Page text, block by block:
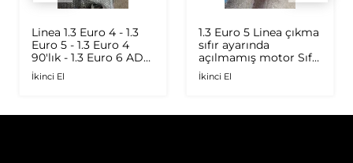
Linea 1.3 Euro 4 - 1.3
Euro 5 - 1.3 Euro 4
90'lık - 1.3 Euro 6 AD
Plus 1.6 Multijet - 1.9
JTD Orijinal Turbo
İkinci El
1.3 Euro 5 Linea çıkma
sıfır ayarında
açılmamış motor Sıfır
ayarında
İkinci El